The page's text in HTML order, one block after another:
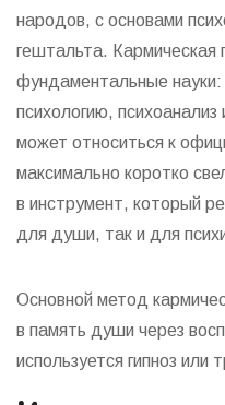
народов, с основами
гештальта. Кармическая
фундаментальные
психологию,
может относиться к
максимально коротко
в инструмент, который
для души, так и для
Основной метод
в память души через
используется гипноз или